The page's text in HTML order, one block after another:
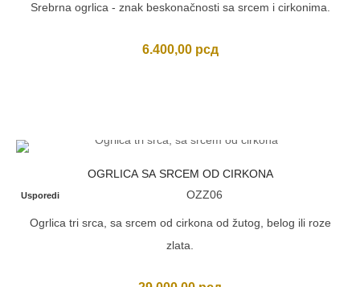
Srebrna ogrlica - znak beskonačnosti sa srcem i cirkonima.
6.400,00 рсд
OGRLICA SA SRCEM OD CIRKONA
Usporedi OZZ06
Ogrlica tri srca, sa srcem od cirkona od žutog, belog ili roze
zlata.